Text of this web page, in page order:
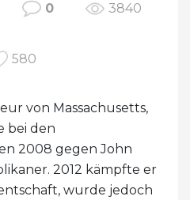
0 3840
580
von Massachusetts,
bei den
2008 gegen John
2012 kämpfte er
wurde jedoch